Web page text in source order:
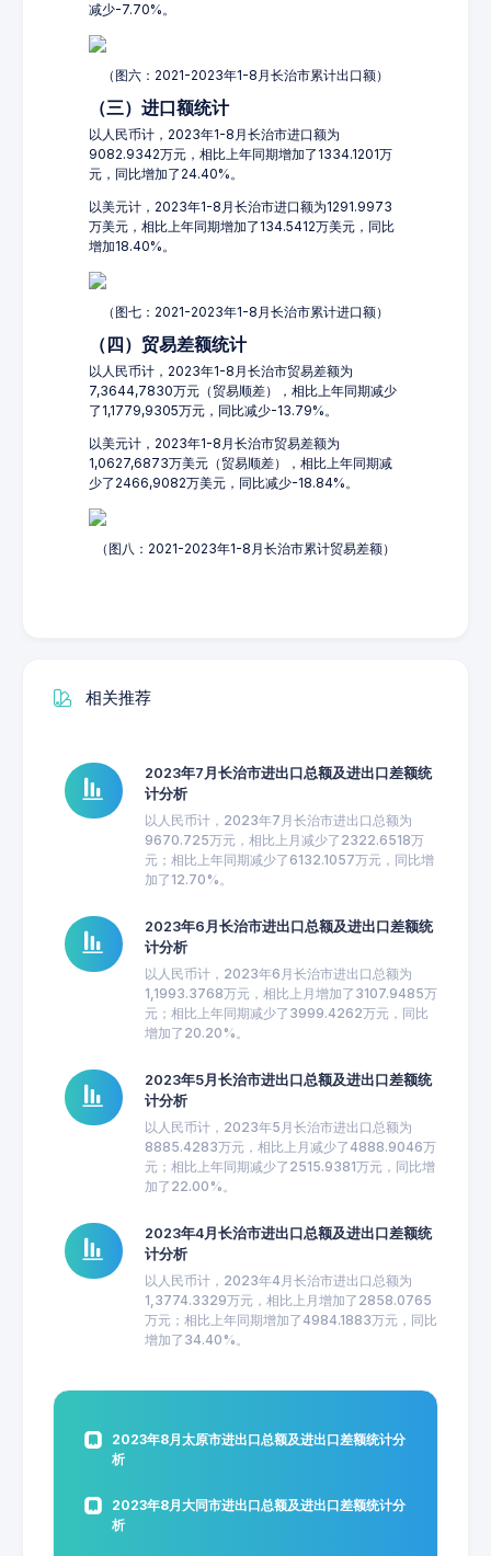
减少-7.70%。
（图六：2021-2023年1-8月长治市累计出口额）
（三）进口额统计
以人民币计，2023年1-8月长治市进口额为
9082.9342万元，相比上年同期增加了1334.1201万
元，同比增加了24.40%。
以美元计，2023年1-8月长治市进口额为1291.9973
万美元，相比上年同期增加了134.5412万美元，同比
增加18.40%。
（图七：2021-2023年1-8月长治市累计进口额）
（四）贸易差额统计
以人民币计，2023年1-8月长治市贸易差额为
7,3644,7830万元（贸易顺差），相比上年同期减少
了1,1779,9305万元，同比减少-13.79%。
以美元计，2023年1-8月长治市贸易差额为
1,0627,6873万美元（贸易顺差），相比上年同期减
少了2466,9082万美元，同比减少-18.84%。
（图八：2021-2023年1-8月长治市累计贸易差额）
相关推荐
2023年7月长治市进出口总额及进出口差额统
计分析
以人民币计，2023年7月长治市进出口总额为
9670.725万元，相比上月减少了2322.6518万
元；相比上年同期减少了6132.1057万元，同比增
加了12.70%。
2023年6月长治市进出口总额及进出口差额统
计分析
以人民币计，2023年6月长治市进出口总额为
1,1993.3768万元，相比上月增加了3107.9485万
元；相比上年同期减少了3999.4262万元，同比
增加了20.20%。
2023年5月长治市进出口总额及进出口差额统
计分析
以人民币计，2023年5月长治市进出口总额为
8885.4283万元，相比上月减少了4888.9046万
元；相比上年同期减少了2515.9381万元，同比增
加了22.00%。
2023年4月长治市进出口总额及进出口差额统
计分析
以人民币计，2023年4月长治市进出口总额为
1,3774.3329万元，相比上月增加了2858.0765
万元；相比上年同期增加了4984.1883万元，同比
增加了34.40%。
2023年8月太原市进出口总额及进出口差额统计分
析
2023年8月大同市进出口总额及进出口差额统计分
析